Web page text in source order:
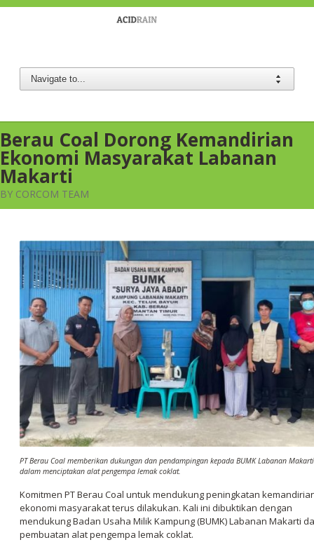
Berau Coal Dorong Kemandirian
Ekonomi Masyarakat Labanan
Makarti
BY CORCOM TEAM
PT Berau Coal memberikan dukungan dan pendampingan kepada BUMK Labanan Makarti
dalam menciptakan alat pengempa lemak coklat.
Komitmen PT Berau Coal untuk mendukung peningkatan
ekonomi masyarakat terus dilakukan. Kali ini dibuktikan dengan
mendukung Badan Usaha Milik Kampung (BUMK) Labanan Makarti
pembuatan alat pengempa lemak coklat.